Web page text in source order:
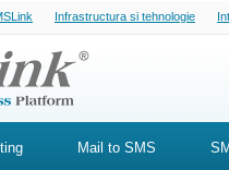
Infrastructura si tehnologie
Mail to SMS